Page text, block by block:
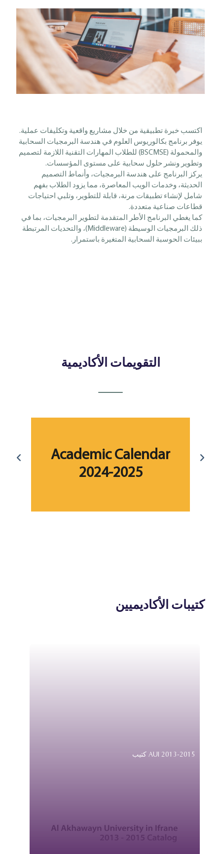
اكتسب خبرة تطبيقية من خلال مشاريع واقعية وتكليفات عملية.
يوفر برنامج بكالوريوس العلوم في هندسة البرمجيات السحابية
والمحمولة (BSCMSE) للطلاب المهارات التقنية اللازمة لتصميم
وتطوير ونشر حلول سحابية على مستوى المؤسسات.
يركز البرنامج على هندسة البرمجيات، وأنماط التصميم
الحديثة، وخدمات الويب المعاصرة، مما يزود الطلاب بفهم
شامل لإنشاء تطبيقات مرنة، قابلة للتطوير، وتلبي احتياجات
قطاعات صناعية متعددة.
كما يغطي البرنامج الأطر المتقدمة لتطوير البرمجيات، بما في
ذلك البرمجيات الوسيطة (Middleware)، والتحديات المرتبطة
ببيئات الحوسبة السحابية المتغيرة باستمرار.
التقويمات الأكاديمية
Academic Calendar
2024-2025
كتيبات الأكاديميين
كتيب AUI 2013-2015